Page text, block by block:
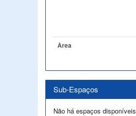
Àrea
Sub-Espaços
Não há espaços disponíveis